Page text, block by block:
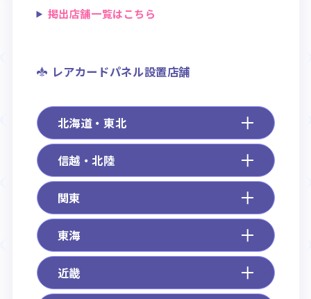
掲出店舗一覧はこちら
レアカードパネル設置店舗
北海道・東北
信越・北陸
関東
東海
近畿